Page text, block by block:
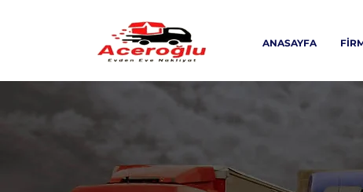
ANASAYFA